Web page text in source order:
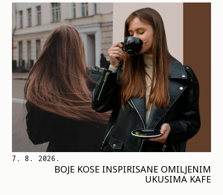
7. 8. 2026.
BOJE KOSE INSPIRISANE OMILJENIM
UKUSIMA KAFE